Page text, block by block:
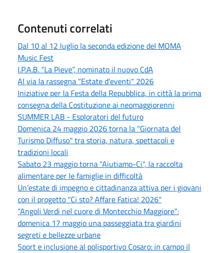
Contenuti correlati
Dal 10 al 12 luglio la seconda edizione del MOMA
Music Fest
I.P.A.B. “La Pieve”, nominato il nuovo CdA
Al via la rassegna "Estate d'eventi" 2026
Iniziative per la Festa della Repubblica, in città la prima
consegna della Costituzione ai neomaggiorenni
SUMMER LAB - Esploratori del futuro
Domenica 24 maggio 2026 torna la "Giornata del
Turismo Diffuso" tra storia, natura, spettacoli e
tradizioni locali
Sabato 23 maggio torna "Aiutiamo-Ci", la raccolta
alimentare per le famiglie in difficoltà
Un’estate di impegno e cittadinanza attiva per i giovani
con il progetto "Ci sto? Affare Fatica! 2026"
“Angoli Verdi nel cuore di Montecchio Maggiore”:
domenica 17 maggio una passeggiata tra giardini
segreti e bellezze urbane
Sport e inclusione al polisportivo Cosaro: in campo il